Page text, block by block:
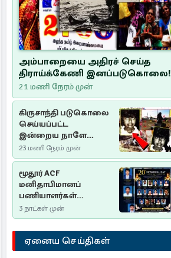
அம்பாறையை அதிரச் செய்த
திராய்க்கேணி இனப்படுகொலை!
21 மணி நேரம் முன்
கிருசாந்தி படுகொலை
செய்யப்பட்ட
இன்றைய நாளே
செம்மணி
இனப்படுகொலை
தினம்…!
23 மணி நேரம் முன்
மூதூர் ACF
மனிதாபிமானப்
பணியாளர்கள்
படுகொலை (2006): 20
ஆண்டுகளாகியும் நீதி
மறுக்கப்பட்ட
மனிதாபிமானப்
பேரவலம்
3 நாட்கள் முன்
ஏனைய செய்திகள்